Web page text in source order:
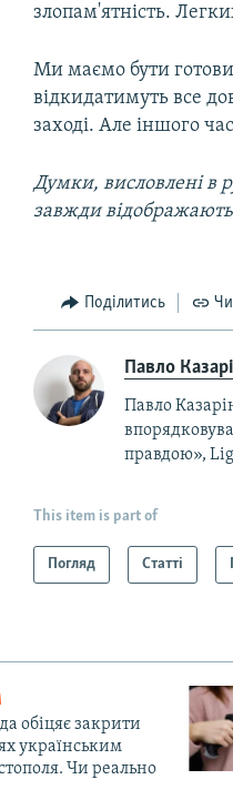
злопам'ятність.
Ми маємо бути
відкидатимуть все
заході. Але іншого
Думки, висловлені в
завжди відображають
Поділитись
Павло
Павло
правдою»,
This item is part of
Погляд Статті
обіцяє закрити
українським
Чи реально